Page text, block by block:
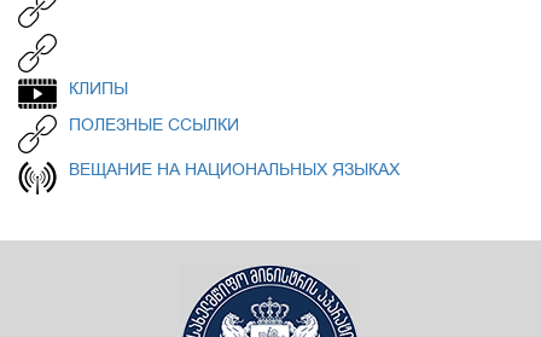
КЛИПЫ
ПОЛЕЗНЫЕ ССЫЛКИ
ВЕЩАНИЕ НА НАЦИОНАЛЬНЫХ ЯЗЫКАХ